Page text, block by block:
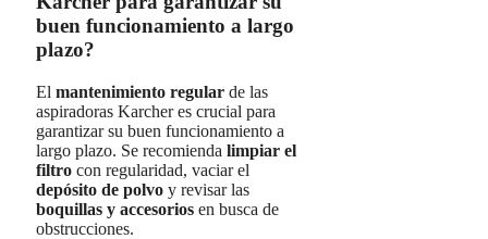
buen funcionamiento a largo
plazo?
El mantenimiento regular de las
aspiradoras Karcher es crucial para
garantizar su buen funcionamiento a
largo plazo. Se recomienda limpiar el
filtro con regularidad, vaciar el
depósito de polvo y revisar las
boquillas y accesorios en busca de
obstrucciones.